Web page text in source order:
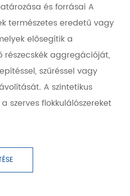
és forrásai A
természetes eredetű vagy
elősegítik a
aggregációját,
szűréssel vagy
A szintetikus
szerves flokkulálószereket